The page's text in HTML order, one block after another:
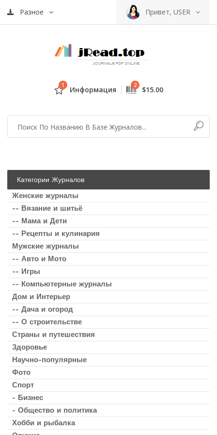
Разное Привет, USER
1 Информация 2 $15.00
Категории Журналов
Женские журналы
-- Вязание и шитьё
-- Мама и Дети
-- Рецепты и кулинария
Мужские журналы
-- Авто и Мото
-- Игры
-- Компьютерные журналы
Дом и Интерьер
-- Дача и огород
-- О строительстве
Страны и путешествия
Здоровье
Научно-популярные
Фото
Спорт
- Бизнес
- Общество и политика
Хобби и рыбалка